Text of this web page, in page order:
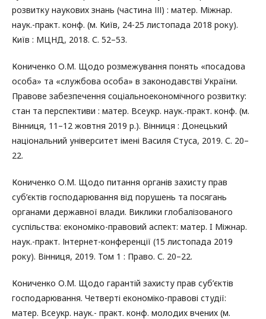
розвитку наукових знань (частина ІІІ) : матер. Міжнар.
наук.-практ. конф. (м. Київ, 24-25 листопада 2018 року).
Київ : МЦНД, 2018. С. 52–53.
Кониченко О.М. Щодо розмежування понять «посадова
особа» та «службова особа» в законодавстві України.
Правове забезпечення соціальноекономічного розвитку:
стан та перспективи : матер. Всеукр. наук.-практ. конф. (м.
Вінниця, 11–12 жовтня 2019 р.). Вінниця : Донецький
національний університет імені Василя Стуса, 2019. С. 20–
22.
Кониченко О.М. Щодо питання органів захисту прав
суб’єктів господарювання від порушень та посягань
органами державної влади. Виклики глобалізованого
суспільства: економіко-правовий аспект: матер. I Міжнар.
наук.-практ. Інтернет-конференції (15 листопада 2019
року). Вінниця, 2019. Том 1 : Право. С. 20–22.
Кониченко О.М. Щодо гарантій захисту прав суб’єктів
господарювання. Четверті економіко-правові студії:
матер. Всеукр. наук.- практ. конф. молодих вчених (м.